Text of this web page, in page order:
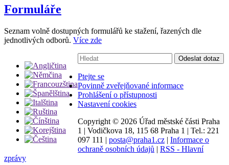
Formuláře
Seznam volně dostupných formulářů ke stažení, řazených dle
jednotlivých odborů. Více zde
Vyhledávání:
Odeslat dotaz
Ptejte se
Povinně zveřejňované informace
Prohlášení o přístupnosti
Nastavení cookies
Copyright © 2026 Úřad městské části Praha
1 | Vodičkova 18, 115 68 Praha 1 | Tel.: 221
097 111 | posta@praha1.cz | Informace o
ochraně osobních údajů | RSS - Hlavní
zprávy